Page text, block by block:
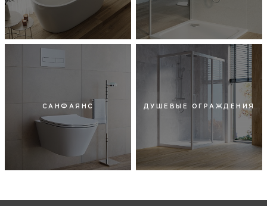
САНФАЯНС ДУШЕВЫЕ ОГРАЖДЕНИЯ